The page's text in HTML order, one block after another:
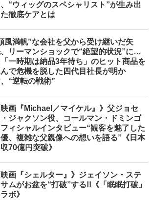
“ウィッグのスペシャリスト”が生み出
た徹底ケアとは
風満帆”な会社を父から受け継いだ矢
リーマンショックで“絶望的状況”に…
一時期は納品3年待ち」のヒット商品を
で危機を脱した四代目社長が明か
“逆転の戦術”
映画『Michael／マイケル』》父ジョセ
ジャクソン役、コールマン・ドミンゴ
ィシャルインタビュー“観客を魅了した
、複雑な父親像への想いを語る”《日本
70億円突破》
映画『シェルター』》ジェイソン・ステ
ムがお盆を“打破”する!!《「眠眠打破」
ボ》